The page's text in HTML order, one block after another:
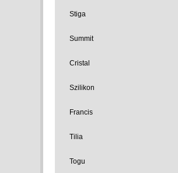
Stiga
Summit
Cristal
Szilikon
Francis
Tilia
Togu